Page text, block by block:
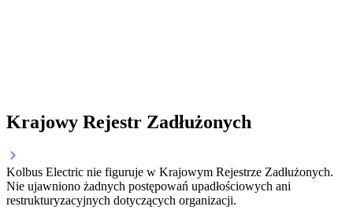
Krajowy Rejestr Zadłużonych
Kolbus Electric nie figuruje w Krajowym Rejestrze Zadłużonych.
Nie ujawniono żadnych postępowań upadłościowych ani
restrukturyzacyjnych dotyczących organizacji.